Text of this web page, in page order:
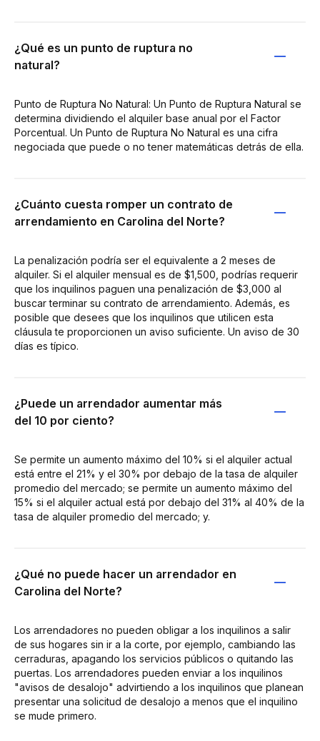
¿Qué es un punto de ruptura no
natural?
Punto de Ruptura No Natural: Un Punto de Ruptura Natural se
determina dividiendo el alquiler base anual por el Factor
Porcentual. Un Punto de Ruptura No Natural es una cifra
negociada que puede o no tener matemáticas detrás de ella.
¿Cuánto cuesta romper un contrato de
arrendamiento en Carolina del Norte?
La penalización podría ser el equivalente a 2 meses de
alquiler. Si el alquiler mensual es de $1,500, podrías requerir
que los inquilinos paguen una penalización de $3,000 al
buscar terminar su contrato de arrendamiento. Además, es
posible que desees que los inquilinos que utilicen esta
cláusula te proporcionen un aviso suficiente. Un aviso de 30
días es típico.
¿Puede un arrendador aumentar más
del 10 por ciento?
Se permite un aumento máximo del 10% si el alquiler actual
está entre el 21% y el 30% por debajo de la tasa de alquiler
promedio del mercado; se permite un aumento máximo del
15% si el alquiler actual está por debajo del 31% al 40% de la
tasa de alquiler promedio del mercado; y.
¿Qué no puede hacer un arrendador en
Carolina del Norte?
Los arrendadores no pueden obligar a los inquilinos a salir
de sus hogares sin ir a la corte, por ejemplo, cambiando las
cerraduras, apagando los servicios públicos o quitando las
puertas. Los arrendadores pueden enviar a los inquilinos
"avisos de desalojo" advirtiendo a los inquilinos que planean
presentar una solicitud de desalojo a menos que el inquilino
se mude primero.